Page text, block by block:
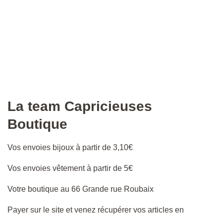
La team Capricieuses
Boutique
Vos envoies bijoux à partir de 3,10€
Vos envoies vêtement à partir de 5€
Votre boutique au 66 Grande rue Roubaix
Payer sur le site et venez récupérer vos articles en